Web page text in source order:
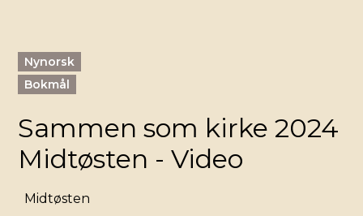
Nynorsk
Bokmål
Sammen som kirke 2024
Midtøsten - Video
Midtøsten